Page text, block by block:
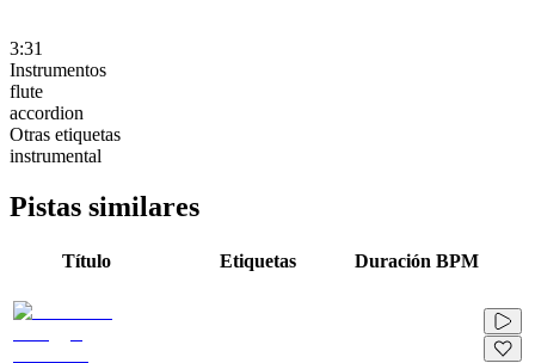
3:31
Instrumentos
flute
accordion
Otras etiquetas
instrumental
Pistas similares
Título Etiquetas Duración BPM